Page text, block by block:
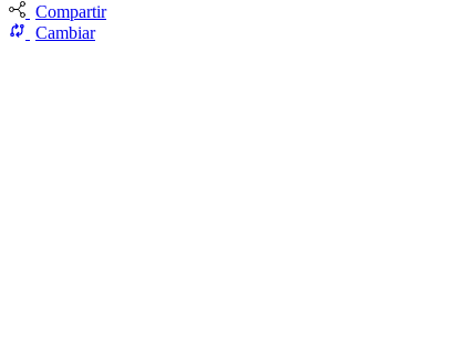
Compartir
Cambiar